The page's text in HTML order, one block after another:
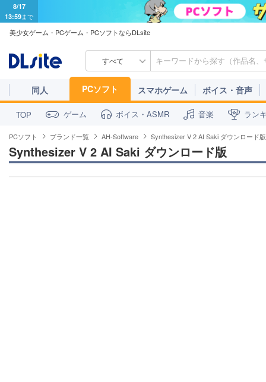
8/17
13:59まで
美少女ゲーム・PCゲーム・PCソフトならDLsite
すべて
同人 PCソフト スマホゲーム ボイス・音声
TOP ゲーム ボイス・ASMR 音楽 ラン
PCソフト ブランド一覧 AH-Software Synthesizer V 2 AI Saki ダウンロード版
Synthesizer V 2 AI Saki ダウンロード版